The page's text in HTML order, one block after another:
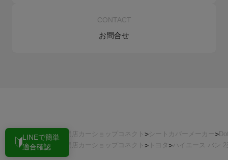
CONTACT
お問合せ
シートカバーの専門店カーショップコネクト シートカバーメーカー
シートカバーの専門店カーショップコネクト
トヨタ ハイエース バン 2
LINEで簡単
適合確認